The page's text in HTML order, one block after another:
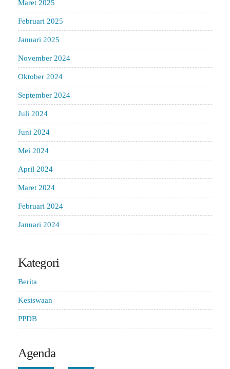
Maret 2025
Februari 2025
Januari 2025
November 2024
Oktober 2024
September 2024
Juli 2024
Juni 2024
Mei 2024
April 2024
Maret 2024
Februari 2024
Januari 2024
Kategori
Berita
Kesiswaan
PPDB
Agenda